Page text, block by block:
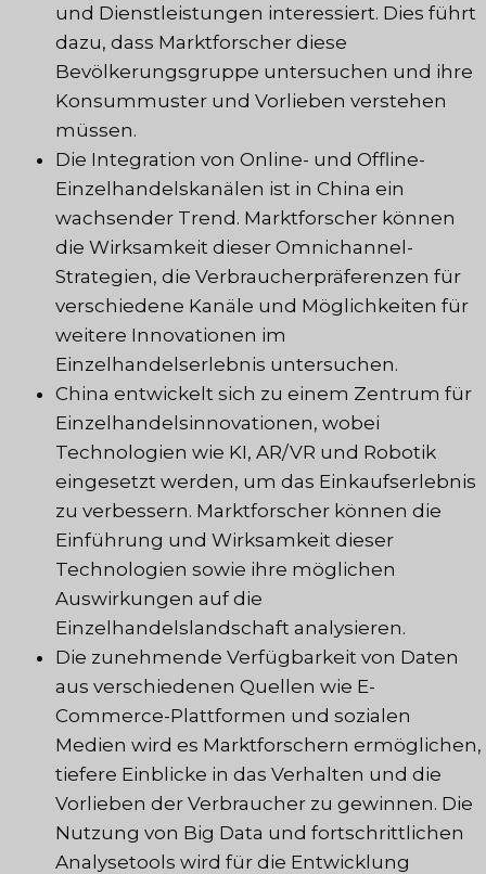
und Dienstleistungen interessiert. Dies führt
dazu, dass Marktforscher diese
Bevölkerungsgruppe untersuchen und ihre
Konsummuster und Vorlieben verstehen
müssen.
Die Integration von Online- und Offline-
Einzelhandelskanälen ist in China ein
wachsender Trend. Marktforscher können
die Wirksamkeit dieser Omnichannel-
Strategien, die Verbraucherpräferenzen für
verschiedene Kanäle und Möglichkeiten für
weitere Innovationen im
Einzelhandelserlebnis untersuchen.
China entwickelt sich zu einem Zentrum für
Einzelhandelsinnovationen, wobei
Technologien wie KI, AR/VR und Robotik
eingesetzt werden, um das Einkaufserlebnis
zu verbessern. Marktforscher können die
Einführung und Wirksamkeit dieser
Technologien sowie ihre möglichen
Auswirkungen auf die
Einzelhandelslandschaft analysieren.
Die zunehmende Verfügbarkeit von Daten
aus verschiedenen Quellen wie E-
Commerce-Plattformen und sozialen
Medien wird es Marktforschern ermöglichen,
tiefere Einblicke in das Verhalten und die
Vorlieben der Verbraucher zu gewinnen. Die
Nutzung von Big Data und fortschrittlichen
Analysetools wird für die Entwicklung